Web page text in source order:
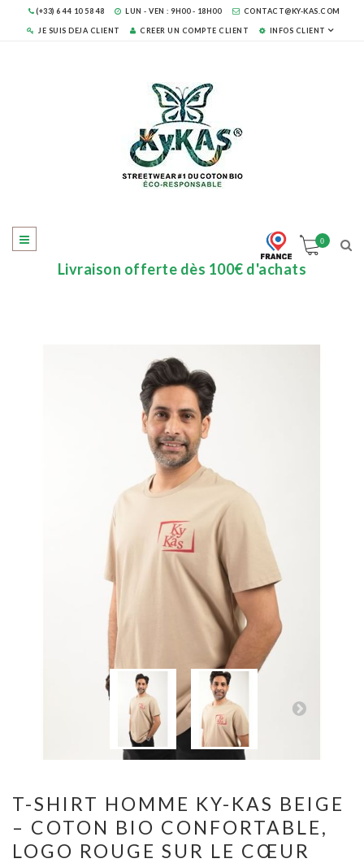
(+33) 6 44 10 58 48 LUN - VEN : 9H00 - 18H00 CONTACT@KY-KAS.COM
JE SUIS DEJA CLIENT CREER UN COMPTE CLIENT INFOS CLIENT
0
Livraison offerte dès 100€ d'achats
T-SHIRT HOMME KY-KAS BEIGE
– COTON BIO CONFORTABLE,
LOGO ROUGE SUR LE CŒUR